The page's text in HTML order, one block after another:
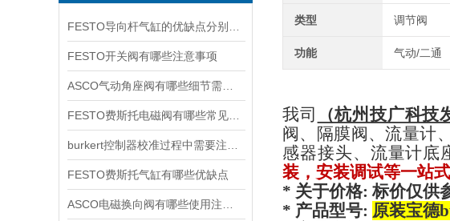
FESTO开关阀有哪些注意事项
FESTO费斯托气缸有哪些优缺点
类型 调节阀
功能 气动/二通
我司 （杭州技广科技
阀、隔膜阀、流量计
感器接头、流量计底
装，安装调试等一站
* 关于价格: 标价仅供
* 产品型号: 原装宝德